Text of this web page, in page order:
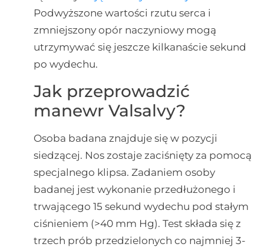
Podwyższone wartości rzutu serca i
zmniejszony opór naczyniowy mogą
utrzymywać się jeszcze kilkanaście sekund
po wydechu.
Jak przeprowadzić
manewr Valsalvy?
Osoba badana znajduje się w pozycji
siedzącej. Nos zostaje zaciśnięty za pomocą
specjalnego klipsa. Zadaniem osoby
badanej jest wykonanie przedłużonego i
trwającego 15 sekund wydechu pod stałym
ciśnieniem (>40 mm Hg). Test składa się z
trzech prób przedzielonych co najmniej 3-